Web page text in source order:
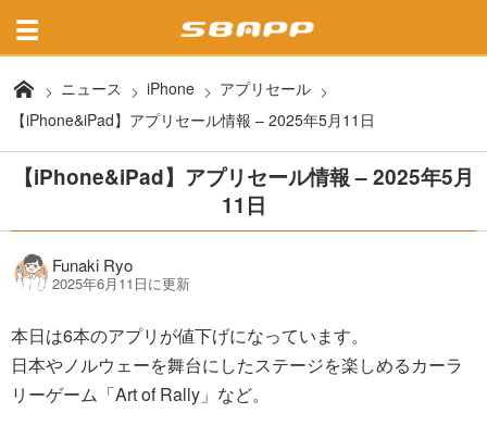
ニュース iPhone
アプリセール
【iPhone&iPad】アプリセール情報 – 2025年5月11日
【iPhone&iPad】アプリセール情報 – 2025年5月
11日
Funaki Ryo
2025年6月11日に更新
本日は6本のアプリが値下げになっています。
日本やノルウェーを舞台にしたステージを楽しめるカーラ
リーゲーム「Art of Rally」など。